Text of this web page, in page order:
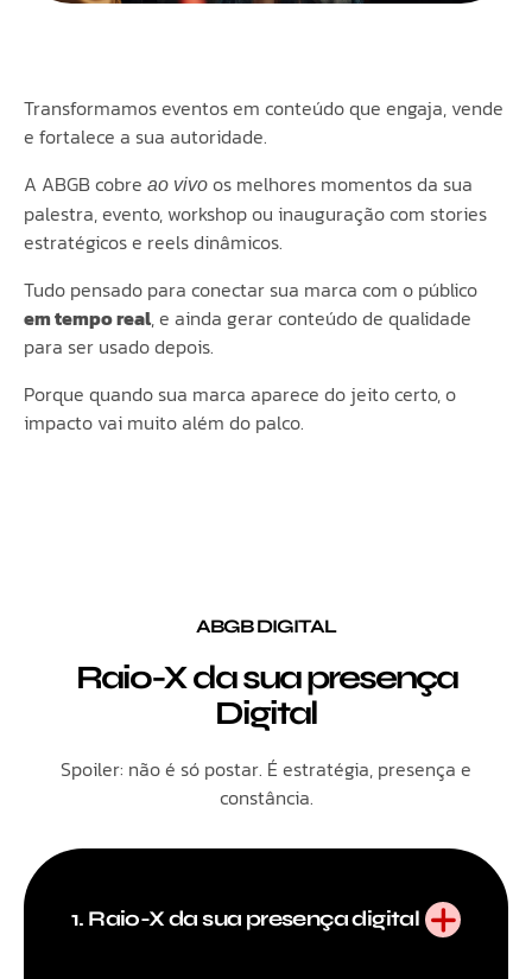
Transformamos eventos em conteúdo que engaja, vende
e fortalece a sua autoridade.
A ABGB cobre ao vivo os melhores momentos da sua
palestra, evento, workshop ou inauguração com stories
estratégicos e reels dinâmicos.
Tudo pensado para conectar sua marca com o público
em tempo real, e ainda gerar conteúdo de qualidade
para ser usado depois.
Porque quando sua marca aparece do jeito certo, o
impacto vai muito além do palco.
ABGB DIGITAL
Raio-X da sua presença
Digital
Spoiler: não é só postar. É estratégia, presença e
constância.
1. Raio-X da sua presença digital